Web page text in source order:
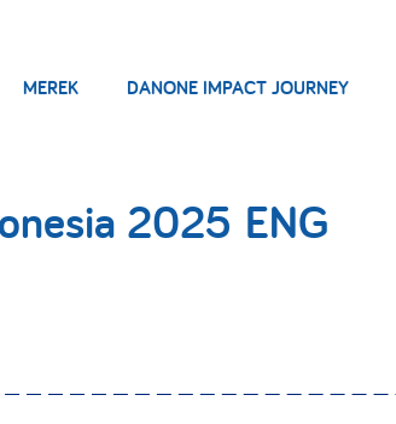
MEREK DANONE IMPACT JOURNEY
2025 ENG